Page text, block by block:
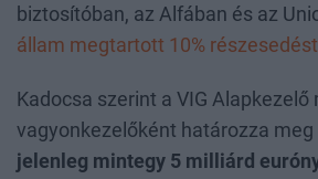
biztosítóban, az Alfában és az
állam megtartott 10%
Kadocsa szerint a VIG Alapkezelő
vagyonkezelőként határozza meg
jelenleg mintegy 5 milliárd